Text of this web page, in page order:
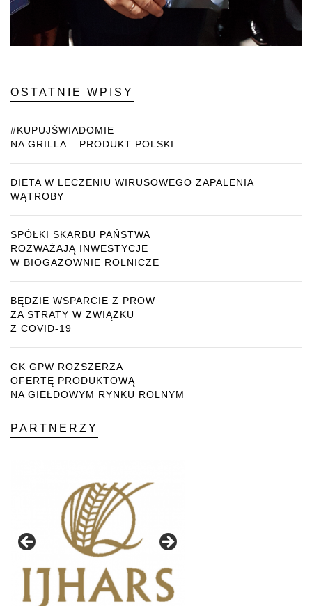
OSTATNIE WPISY
#KUPUJŚWIADOMIE
NA GRILLA – PRODUKT POLSKI
DIETA W LECZENIU WIRUSOWEGO ZAPALENIA
WĄTROBY
SPÓŁKI SKARBU PAŃSTWA
ROZWAŻAJĄ INWESTYCJE
W BIOGAZOWNIE ROLNICZE
BĘDZIE WSPARCIE Z PROW
ZA STRATY W ZWIĄZKU
Z COVID-19
GK GPW ROZSZERZA
OFERTĘ PRODUKTOWĄ
NA GIEŁDOWYM RYNKU ROLNYM
PARTNERZY